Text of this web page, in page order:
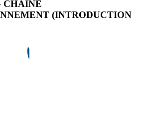
CHAÎNE
(INTRODUCTION